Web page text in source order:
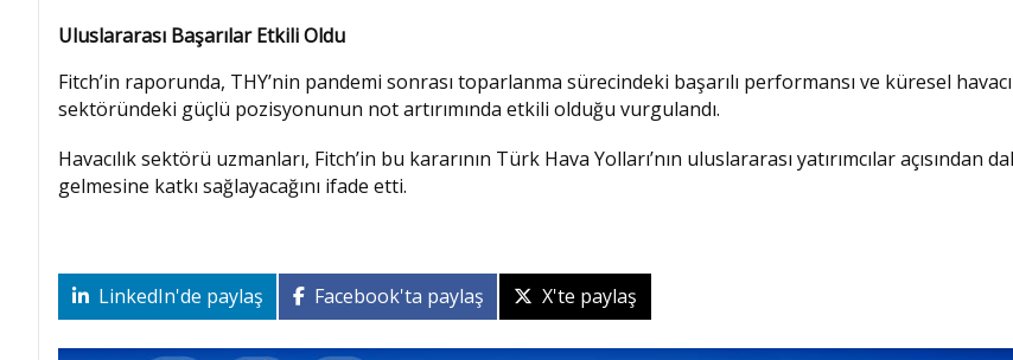
Uluslararası Başarılar Etkili Oldu
Fitch’in raporunda, THY’nin pandemi sonrası toparlanma sürecindeki başarılı performansı ve küresel
sektöründeki güçlü pozisyonunun not artırımında etkili olduğu vurgulandı.
Havacılık sektörü uzmanları, Fitch’in bu kararının Türk Hava Yolları’nın uluslararası yatırımcılar açısından
gelmesine katkı sağlayacağını ifade etti.
LinkedIn'de paylaş Facebook'ta paylaş X'te paylaş